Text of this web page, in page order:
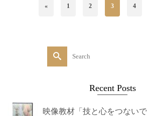
« 1 2 3 4
Search
for:
Recent Posts
映像教材「技と心をつない